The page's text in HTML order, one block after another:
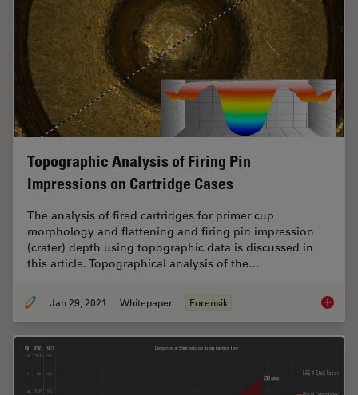
Topographic Analysis of Firing Pin
Impressions on Cartridge Cases
The analysis of fired cartridges for primer cup
morphology and flattening and firing pin impression
(crater) depth using topographic data is discussed in
this article. Topographical analysis of the…
Jan 29, 2021 Whitepaper Forensik